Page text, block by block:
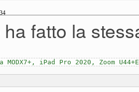
ha fatto la
MODX7+, iPad Pro 2020, Zoom